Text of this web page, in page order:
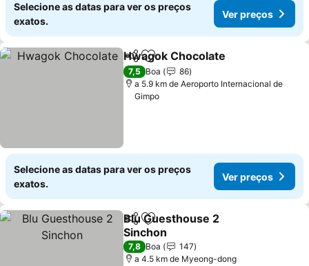
Selecione as datas para ver os preços
exatos.
Ver preços
PartilharAdicionar aos favoritos
Hwagok Chocolate
7,5 Boa
86
a 5.9 km de Aeroporto Internacional de
Gimpo
Selecione as datas para ver os preços
exatos.
Ver preços
PartilharAdicionar aos favoritos
Blu Guesthouse 2
Sinchon
Ver preços
7,8 Boa
147
a 4.5 km de Myeong-dong